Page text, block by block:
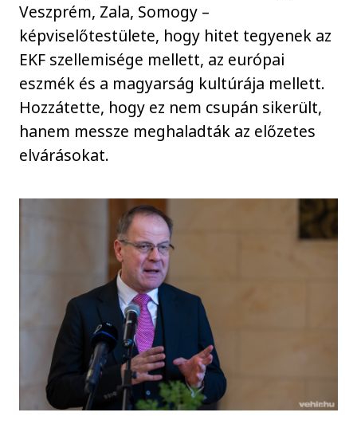
Veszprém, Zala, Somogy –
képviselőtestülete, hogy hitet tegyenek az
EKF szellemisége mellett, az európai
eszmék és a magyarság kultúrája mellett.
Hozzátette, hogy ez nem csupán sikerült,
hanem messze meghaladták az előzetes
elvárásokat.